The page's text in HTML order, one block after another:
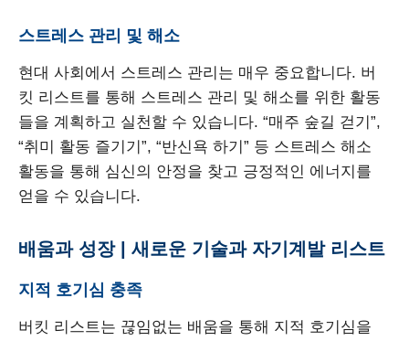
스트레스 관리 및 해소
현대 사회에서 스트레스 관리는 매우 중요합니다. 버
킷 리스트를 통해 스트레스 관리 및 해소를 위한 활동
들을 계획하고 실천할 수 있습니다. “매주 숲길 걷기”,
“취미 활동 즐기기”, “반신욕 하기” 등 스트레스 해소
활동을 통해 심신의 안정을 찾고 긍정적인 에너지를
얻을 수 있습니다.
배움과 성장 | 새로운 기술과 자기계발 리스트
지적 호기심 충족
버킷 리스트는 끊임없는 배움을 통해 지적 호기심을